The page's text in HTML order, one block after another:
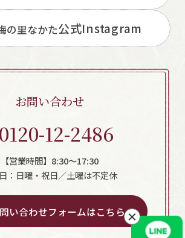
の里なかた公式Instagram
お問い合わせ
0120-12-2486
【営業時間】8:30～17:30
：日曜・祝日／土曜は不定休
い合わせフォームはこちら